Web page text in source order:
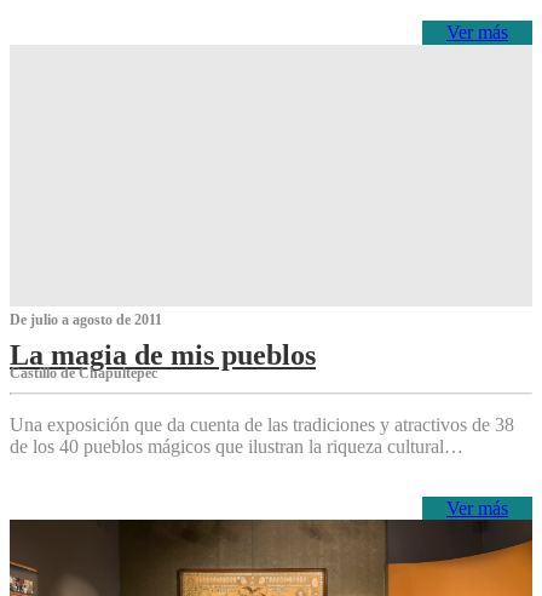
Ver más
De julio a agosto de 2011
La magia de mis pueblos
Castillo de Chapultepec
Una exposición que da cuenta de las tradiciones y atractivos de 38
de los 40 pueblos mágicos que ilustran la riqueza cultural…
Ver más